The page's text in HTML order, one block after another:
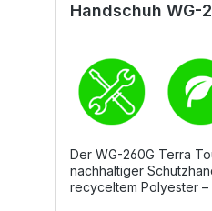
Handschuh WG-
Der WG-260G Terra
nachhaltiger
recyceltem Polyester